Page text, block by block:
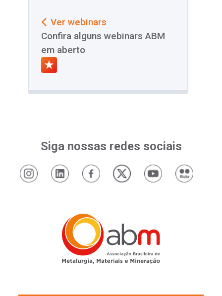
Ver webinars
Confira alguns webinars ABM
em aberto
Siga nossas redes sociais